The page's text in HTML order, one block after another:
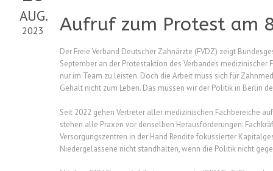
AUG.
2023 Aufruf zum Protest am
Der Freie Verband Deutscher Zahnärzte (FVDZ) zeigt
September an der Protestaktion des Verbandes
nur im Team zu leisten. Doch die Arbeit muss sich für
Gehalt nicht zum Leben. Das müssen wir der Politik in Berlin
Seit 2022 gehen Vertreter aller medizinischen Fachbereiche
stehen alle Praxen vor denselben Herausforderungen:
Versorgungszentren in der Hand Rendite fokussierter
Niedergelassene nicht standhalten, wenn die Politik nicht